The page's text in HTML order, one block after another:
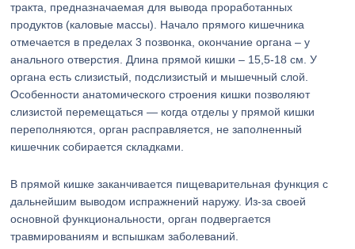
тракта, предназначаемая для вывода проработанных
продуктов (каловые массы). Начало прямого кишечника
отмечается в пределах 3 позвонка, окончание органа – у
анального отверстия. Длина прямой кишки – 15,5-18 см. У
органа есть слизистый, подслизистый и мышечный слой.
Особенности анатомического строения кишки позволяют
слизистой перемещаться — когда отделы у прямой кишки
переполняются, орган расправляется, не заполненный
кишечник собирается складками.
В прямой кишке заканчивается пищеварительная функция с
дальнейшим выводом испражнений наружу. Из-за своей
основной функциональности, орган подвергается
травмированиям и вспышкам заболеваний.